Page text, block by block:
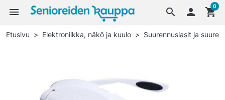
search
menu  shopping_cart
0
Etusivu Elektroniikka, näkö ja kuulo Suurennuslasit ja